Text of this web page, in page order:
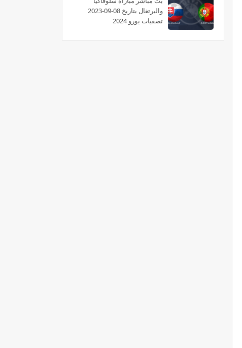
والبرتغال بتاريخ 08-09-2023
تصفيات يورو 2024